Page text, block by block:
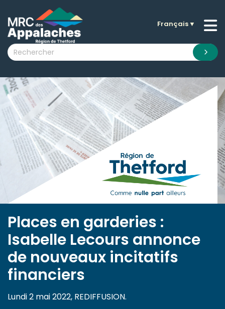
submenu (La MRC )
submenu (Citoyens )
submenu (Visiteurs )
submenu (Nouvelles )
submenu (Documentation )
Français▼
Places en garderies :
Isabelle Lecours annonce
de nouveaux incitatifs
financiers
Lundi 2 mai 2022, REDIFFUSION.